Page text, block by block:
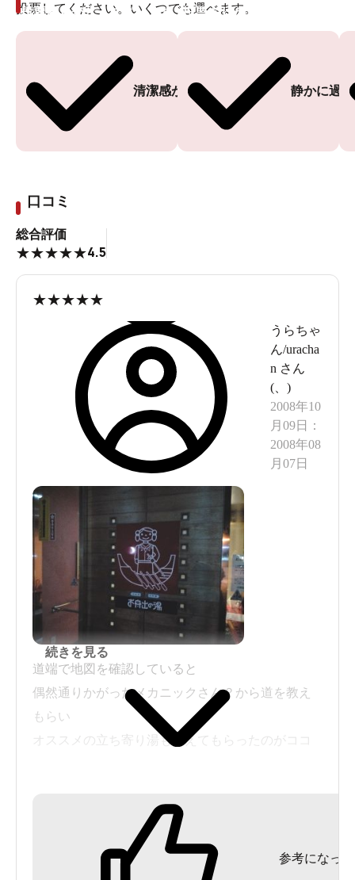
投票してください。いくつでも選べます。
清潔感がある
投票ありがとうございます
静かに過
投票ありがとうございます
口コミ
総合評価
★★★★★4.5
★★★★★
うらちゃ
ん/uracha
n さん
(
)
2008年10
月09日
：
2008年08
月07日
道端で地図を確認していると
偶然通りかがったメカニックさん？から道を教え
もらい
オススメの立ち寄り湯も教えてもらったのがココ
地元民でないオイラも迷うことなく行けました。
内風呂は広～い！
続きを見る
参考になった